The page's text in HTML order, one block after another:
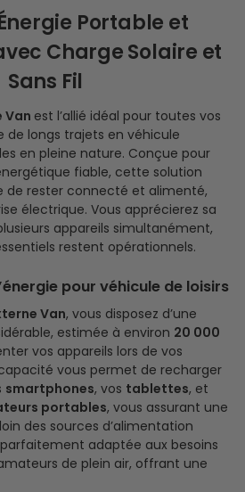
Portable et
Charge Solaire et
Sans Fil
Van est l’allié idéal pour toutes vos
de longs trajets en véhicule
en pleine nature. Conçue pour
fiable, cette solution
de rester connecté et alimenté,
électrique. Vous apprécierez sa
appareils simultanément,
restent opérationnels.
pour véhicule de loisirs
Van, vous disposez d’une
estimée à environ 20 000
vos appareils lors de vos
vous permet de recharger
smartphones, vos tablettes, et
portables, vous assurant une
des sources d’alimentation
adaptée aux besoins
de plein air, offrant une